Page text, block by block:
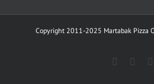
Copyright 2011-2025 Martabak Pizza
facebook